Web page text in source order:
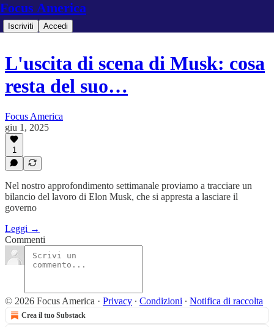
Focus America
Iscriviti Accedi
L'uscita di scena di Musk: cosa
resta del suo…
Focus America
giu 1, 2025
1
Nel nostro approfondimento settimanale proviamo a tracciare un
bilancio del lavoro di Elon Musk, che si appresta a lasciare il
governo
Leggi →
Commenti
© 2026 Focus America · Privacy ∙ Condizioni ∙ Notifica di raccolta
Crea il tuo Substack